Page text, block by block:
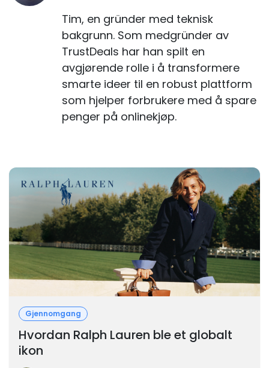
Tim, en gründer med teknisk
bakgrunn. Som medgründer av
TrustDeals har han spilt en
avgjørende rolle i å transformere
smarte ideer til en robust plattform
som hjelper forbrukere med å spare
penger på onlinekjøp.
Gjennomgang
Hvordan Ralph Lauren ble et globalt
ikon